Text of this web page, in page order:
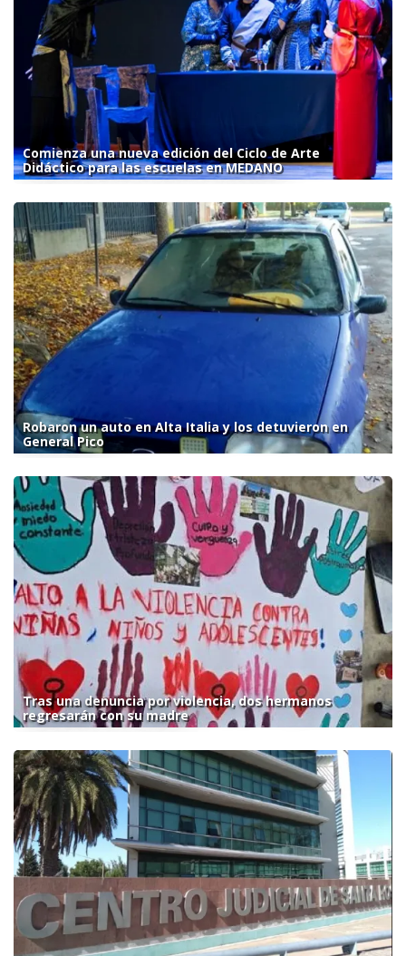
Comienza una nueva edición del Ciclo de Arte
Didáctico para las escuelas en MEDANO
Robaron un auto en Alta Italia y los detuvieron en
General Pico
Tras una denuncia por violencia, dos hermanos
regresarán con su madre